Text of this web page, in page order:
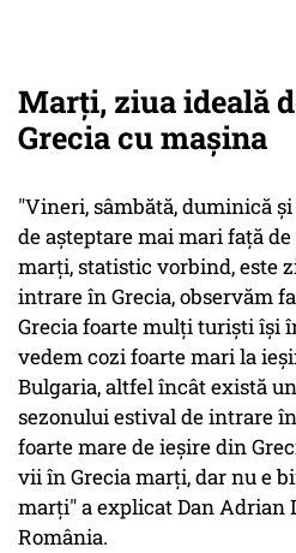
Marţi, ziua ideală
Grecia cu maşina
"Vineri, sâmbătă, duminică
de aşteptare mai mari faţă
marţi, statistic vorbind, este
intrare în Grecia, observăm
Grecia foarte mulţi turişti îşi
vedem cozi foarte mari la
Bulgaria, altfel încât există
sezonului estival de intrare
foarte mare de ieşire din
vii în Grecia marţi, dar nu e
marţi" a explicat Dan Adrian
România.